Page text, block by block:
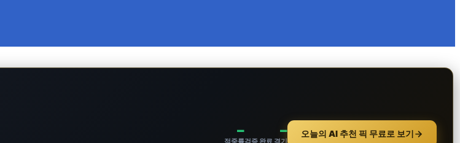
–
적중률
–
검증 완료 경기
오늘의 AI 추천 픽 무료로 보기